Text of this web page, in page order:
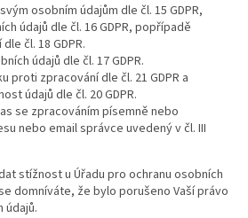
osobním údajům dle čl. 15 GDPR,
údajů dle čl. 16 GDPR, popřípadě
čl. 18 GDPR.
údajů dle čl. 17 GDPR.
proti zpracování dle čl. 21 GDPR a
údajů dle čl. 20 GDPR.
se zpracováním písemně nebo
nebo email správce uvedený v čl. III
stížnost u Úřadu pro ochranu osobních
domníváte, že bylo porušeno Vaší právo
údajů.